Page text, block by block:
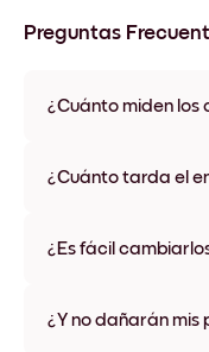
Preguntas
¿Cuánto miden los
varios materiales y
¿Cuánto tarda el
disponibles en
¿Es fácil
ningún daño
¿Y no dañarán mis